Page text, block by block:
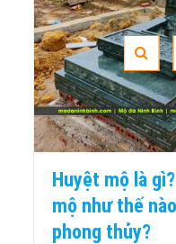
Huyệt mộ là
mộ như thế
phong thủy?